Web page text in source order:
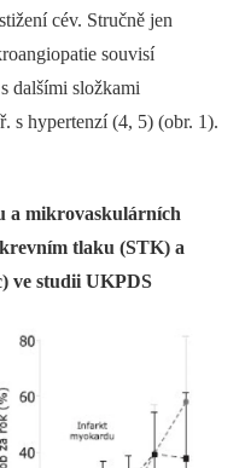
cév. Stručně jen
souvisí
dalšími složkami
s hypertenzí (4, 5) (obr. 1).
a mikrovaskulárních
tlaku (STK) a
ve studii UKPDS